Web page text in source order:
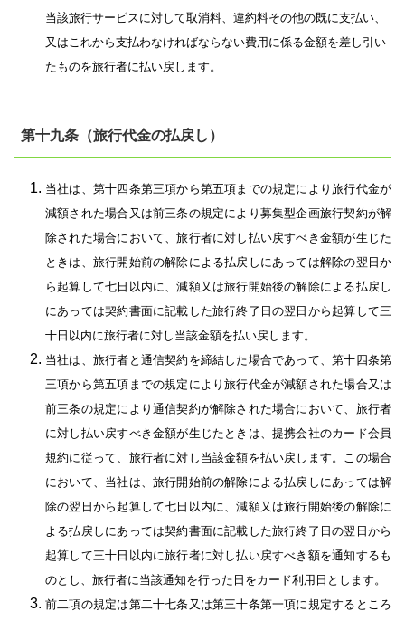
当該旅行サービスに対して取消料、違約料その他の既に支払い、
又はこれから支払わなければならない費用に係る金額を差し引い
たものを旅行者に払い戻します。
第十九条（旅行代金の払戻し）
当社は、第十四条第三項から第五項までの規定により旅行代金が
減額された場合又は前三条の規定により募集型企画旅行契約が解
除された場合において、旅行者に対し払い戻すべき金額が生じた
ときは、旅行開始前の解除による払戻しにあっては解除の翌日か
ら起算して七日以内に、減額又は旅行開始後の解除による払戻し
にあっては契約書面に記載した旅行終了日の翌日から起算して三
十日以内に旅行者に対し当該金額を払い戻します。
当社は、旅行者と通信契約を締結した場合であって、第十四条第
三項から第五項までの規定により旅行代金が減額された場合又は
前三条の規定により通信契約が解除された場合において、旅行者
に対し払い戻すべき金額が生じたときは、提携会社のカード会員
規約に従って、旅行者に対し当該金額を払い戻します。この場合
において、当社は、旅行開始前の解除による払戻しにあっては解
除の翌日から起算して七日以内に、減額又は旅行開始後の解除に
よる払戻しにあっては契約書面に記載した旅行終了日の翌日から
起算して三十日以内に旅行者に対し払い戻すべき額を通知するも
のとし、旅行者に当該通知を行った日をカード利用日とします。
前二項の規定は第二十七条又は第三十条第一項に規定するところ